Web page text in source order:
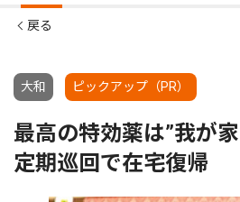
戻る
大和 ピックアップ（PR）
最高の特効薬は”我が
定期巡回で在宅復帰